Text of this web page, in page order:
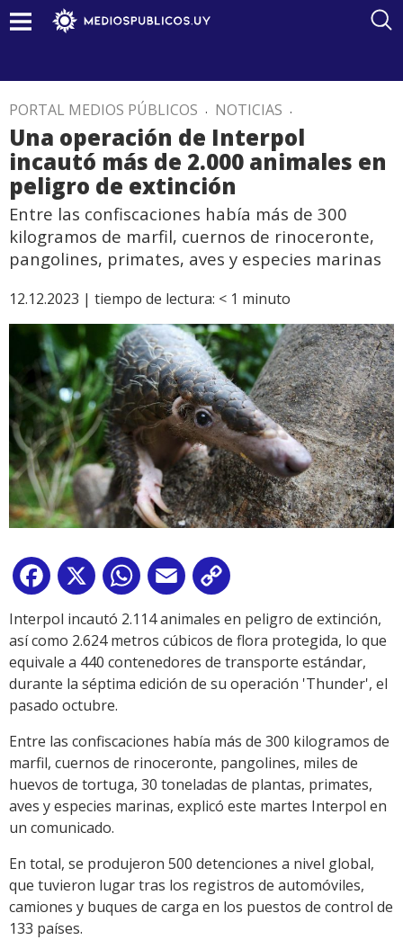
PORTAL MEDIOS PÚBLICOS . NOTICIAS .
Una operación de Interpol
incautó más de 2.000 animales en
peligro de extinción
Entre las confiscaciones había más de 300
kilogramos de marfil, cuernos de rinoceronte,
pangolines, primates, aves y especies marinas
12.12.2023 | tiempo de lectura: < 1 minuto
Facebook
X WhatsApp
Email
Link
Interpol incautó 2.114 animales en peligro de extinción,
así como 2.624 metros cúbicos de flora protegida, lo que
equivale a 440 contenedores de transporte estándar,
durante la séptima edición de su operación 'Thunder', el
pasado octubre.
Entre las confiscaciones había más de 300 kilogramos de
marfil, cuernos de rinoceronte, pangolines, miles de
huevos de tortuga, 30 toneladas de plantas, primates,
aves y especies marinas, explicó este martes Interpol en
un comunicado.
En total, se produjeron 500 detenciones a nivel global,
que tuvieron lugar tras los registros de automóviles,
camiones y buques de carga en los puestos de control de
133 países.